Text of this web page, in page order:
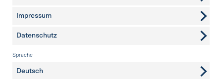
Impressum
Datenschutz
Sprache
Deutsch